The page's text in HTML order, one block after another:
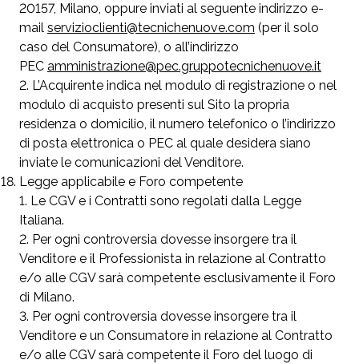
20157, Milano, oppure inviati al seguente indirizzo e-
mail servizioclienti@tecnichenuove.com (per il solo
caso del Consumatore), o all’indirizzo
PEC amministrazione@pec.gruppotecnichenuove.it
L’Acquirente indica nel modulo di registrazione o nel
modulo di acquisto presenti sul Sito la propria
residenza o domicilio, il numero telefonico o l’indirizzo
di posta elettronica o PEC al quale desidera siano
inviate le comunicazioni del Venditore.
Legge applicabile e Foro competente
Le CGV e i Contratti sono regolati dalla Legge
Italiana.
Per ogni controversia dovesse insorgere tra il
Venditore e il Professionista in relazione al Contratto
e/o alle CGV sarà competente esclusivamente il Foro
di Milano.
Per ogni controversia dovesse insorgere tra il
Venditore e un Consumatore in relazione al Contratto
e/o alle CGV sarà competente il Foro del luogo di